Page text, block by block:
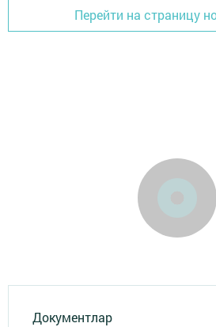
Перейти на страницу
Документлар